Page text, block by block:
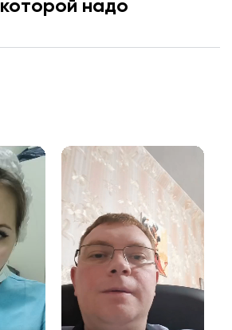
надо